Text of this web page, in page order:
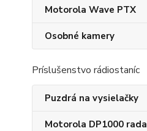
Motorola Wave PTX
Osobné kamery
Príslušenstvo rádiostaníc
Puzdrá na vysielačky
Motorola DP1000 rada